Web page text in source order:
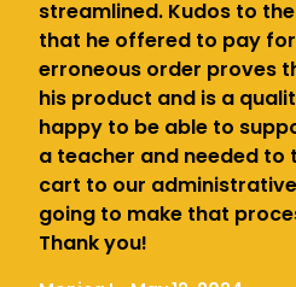
streamlined. Kudos to
that he offered to pay
erroneous order proves
his product and is a
happy to be able to
a teacher and needed to
cart to our
going to make that
Thank you!